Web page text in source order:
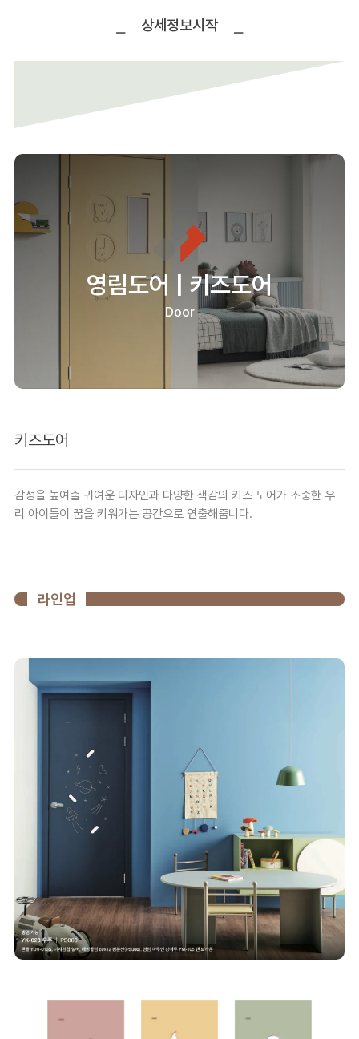
상세정보시작
영림도어 | 키즈도어
Door
키즈도어
감성을 높여줄 귀여운 디자인과 다양한 색감의 키즈 도어가 소중한 우
리 아이들이 꿈을 키워가는 공간으로 연출해줍니다.
라인업